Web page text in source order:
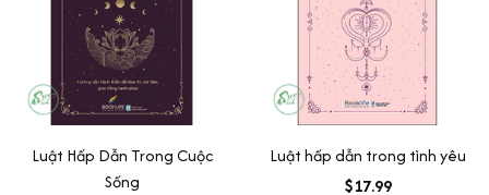
Luật Hấp Dẫn Trong Cuộc
Sống
Luật hấp dẫn trong tình yêu
$17.99